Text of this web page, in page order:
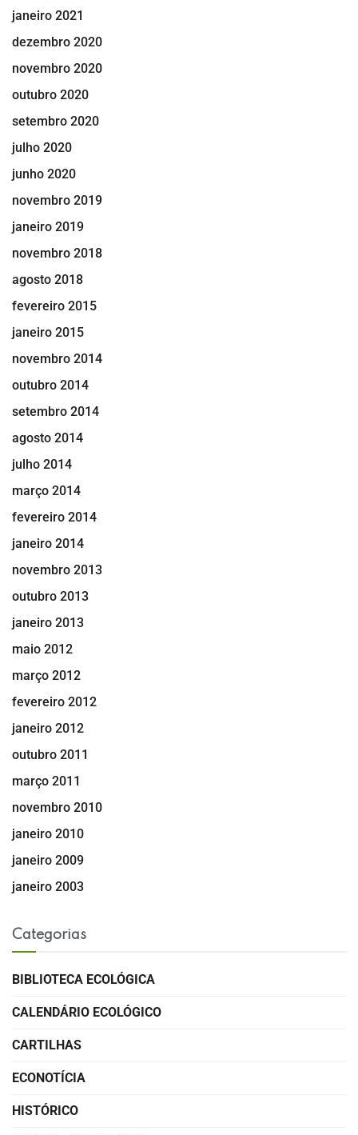
janeiro 2021
dezembro 2020
novembro 2020
outubro 2020
setembro 2020
julho 2020
junho 2020
novembro 2019
janeiro 2019
novembro 2018
agosto 2018
fevereiro 2015
janeiro 2015
novembro 2014
outubro 2014
setembro 2014
agosto 2014
julho 2014
março 2014
fevereiro 2014
janeiro 2014
novembro 2013
outubro 2013
janeiro 2013
maio 2012
março 2012
fevereiro 2012
janeiro 2012
outubro 2011
março 2011
novembro 2010
janeiro 2010
janeiro 2009
janeiro 2003
Categorias
BIBLIOTECA ECOLÓGICA
CALENDÁRIO ECOLÓGICO
CARTILHAS
ECONOTÍCIA
HISTÓRICO